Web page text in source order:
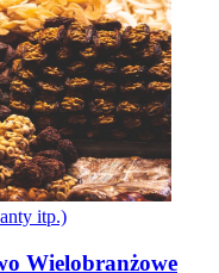
itp.)
Wielobranżowe